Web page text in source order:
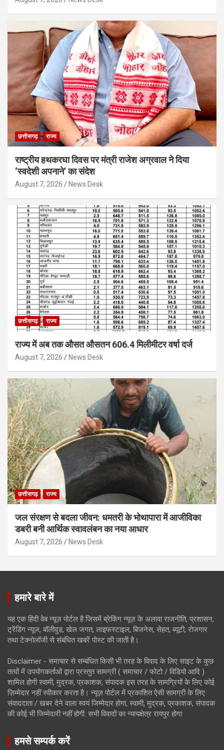
छत्तीसगढ़ राज्य
राष्ट्रीय हथकरघा दिवस पर मंत्री राजेश अग्रवाल ने दिया
‘स्वदेशी अपनाने’ का संदेश
August 7, 2026 News Desk
छत्तीसगढ़ राज्य
राज्य में अब तक औसत औसतन 606.4 मिलीमीटर वर्षा दर्ज
August 7, 2026 News Desk
छत्तीसगढ़ राज्य
जल संरक्षण से बदला जीवन: धमतरी के भोथापारा में आजीविका
डबरी बनी आर्थिक स्वावलंबन का नया आधार
August 7, 2026 News Desk
हमारे बारे में
यह एक हिंदी वेब न्यूज़ पोर्टल है जिसमें ब्रेकिंग न्यूज़ के अलावा राजनीति, प्रशासन,
ट्रेंडिंग न्यूज, बॉलीवुड, खेल जगत, लाइफस्टाइल, बिजनेस, सेहत, ब्यूटी, रोजगार
तथा टेक्नोलॉजी से संबंधित खबरें पोस्ट की जाती है।
Disclaimer - समाचार से सम्बंधित किसी भी तरह के विवाद के लिए साइट के कुछ
तत्वों में उपयोगकर्ताओं द्वारा प्रस्तुत सामग्री ( समाचार / फोटो / विडियो आदि )
शामिल होगी स्वामी, मुद्रक, प्रकाशक, संपादक इस तरह के सामग्रियों के लिए कोई
ज़िम्मेदार नहीं स्वीकार करता है। न्यूज़ पोर्टल में प्रकाशित ऐसी सामग्री के लिए
संवाददाता / खबर देने वाला स्वयं जिम्मेदार होगा, स्वामी, मुद्रक, प्रकाशक, संपादक
की कोई भी जिम्मेदारी नहीं होगी. सभी विवादों का न्यायक्षेत्र रायपुर होगा
हमसे सम्पर्क करें